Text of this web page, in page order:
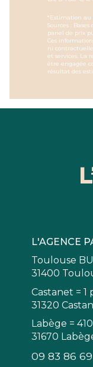
*Estimation au
Sources :
panel de prix
Ces
ni
et services. La
être engagée
résultat des
L'AGENCE
Toulouse
31400
Castanet =
31320
Labège =
31670
09 83 86